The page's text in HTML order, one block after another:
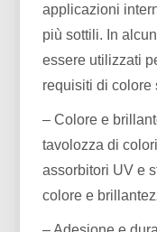
applicazioni
più sottili. In
essere utilizzati
requisiti di colore
– Colore e
tavolozza di
assorbitori UV e
colore e